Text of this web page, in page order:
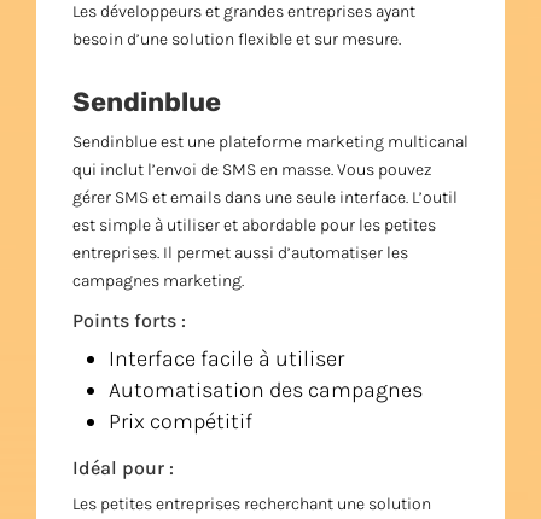
Les développeurs et grandes entreprises ayant
besoin d’une solution flexible et sur mesure.
Sendinblue
Sendinblue est une plateforme marketing multicanal
qui inclut l’envoi de SMS en masse. Vous pouvez
gérer SMS et emails dans une seule interface. L’outil
est simple à utiliser et abordable pour les petites
entreprises. Il permet aussi d’automatiser les
campagnes marketing.
Points forts :
Interface facile à utiliser
Automatisation des campagnes
Prix compétitif
Idéal pour :
Les petites entreprises recherchant une solution